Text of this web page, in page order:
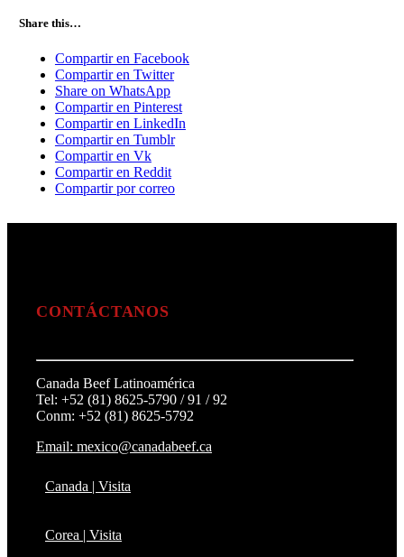
Share this…
Compartir en Facebook
Compartir en Twitter
Share on WhatsApp
Compartir en Pinterest
Compartir en LinkedIn
Compartir en Tumblr
Compartir en Vk
Compartir en Reddit
Compartir por correo
CONTÁCTANOS
Canada Beef Latinoamérica
Tel: +52 (81) 8625-5790 / 91 / 92
Conm: +52 (81) 8625-5792
Email: mexico@canadabeef.ca
Canada | Visita
Corea | Visita